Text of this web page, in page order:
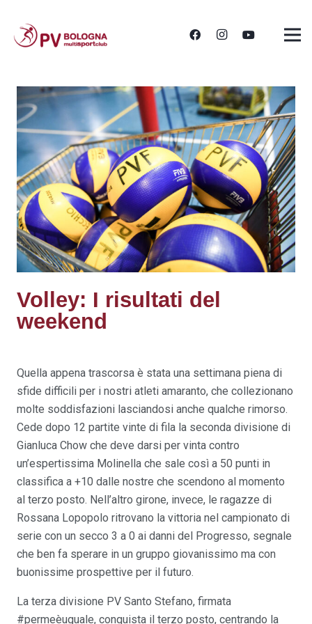
Volley: I risultati del
weekend
Quella appena trascorsa è stata una settimana piena di
sfide difficili per i nostri atleti amaranto, che collezionano
molte soddisfazioni lasciandosi anche qualche rimorso.
Cede dopo 12 partite vinte di fila la seconda divisione di
Gianluca Chow che deve darsi per vinta contro
un’espertissima Molinella che sale così a 50 punti in
classifica a +10 dalle nostre che scendono al momento
al terzo posto. Nell’altro girone, invece, le ragazze di
Rossana Lopopolo ritrovano la vittoria nel campionato di
serie con un secco 3 a 0 ai danni del Progresso, segnale
che ben fa sperare in un gruppo giovanissimo ma con
buonissime prospettive per il futuro.
La terza divisione PV Santo Stefano, firmata
#permeèuguale, conquista il terzo posto, centrando la